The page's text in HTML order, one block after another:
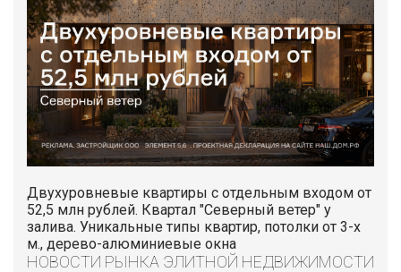
Двухуровневые квартиры с отдельным входом от
52,5 млн рублей. Квартал "Северный ветер" у
залива. Уникальные типы квартир, потолки от 3-х
м., дерево-алюминиевые окна
НОВОСТИ РЫНКА ЭЛИТНОЙ НЕДВИЖИМОСТИ